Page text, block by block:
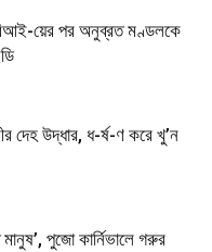
য়ের পর অনুব্রত মণ্ডলকে
দেহ উদ্ধার, ধ-র্ষ-ণ করে খু’ন
মানুষ’, পুজো কার্নিভালে গরুর